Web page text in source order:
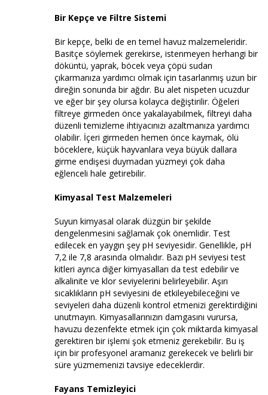
Bir Kepçe ve Filtre Sistemi
Bir kepçe, belki de en temel havuz malzemeleridir.
Basitçe söylemek gerekirse, istenmeyen herhangi bir
döküntü, yaprak, böcek veya çöpü sudan
çıkarmanıza yardımcı olmak için tasarlanmış uzun bir
direğin sonunda bir ağdır. Bu alet nispeten ucuzdur
ve eğer bir şey olursa kolayca değiştirilir. Öğeleri
filtreye girmeden önce yakalayabilmek, filtreyi daha
düzenli temizleme ihtiyacınızı azaltmanıza yardımcı
olabilir. İçeri girmeden hemen önce kaymak, ölü
böceklere, küçük hayvanlara veya büyük dallara
girme endişesi duymadan yüzmeyi çok daha
eğlenceli hale getirebilir.
Kimyasal Test Malzemeleri
Suyun kimyasal olarak düzgün bir şekilde
dengelenmesini sağlamak çok önemlidir. Test
edilecek en yaygın şey pH seviyesidir. Genellikle, pH
7,2 ile 7,8 arasında olmalıdır. Bazı pH seviyesi test
kitleri ayrıca diğer kimyasalları da test edebilir ve
alkalinite ve klor seviyelerini belirleyebilir. Aşırı
sıcaklıkların pH seviyesini de etkileyebileceğini ve
seviyeleri daha düzenli kontrol etmenizi gerektirdiğini
unutmayın. Kimyasallarınızın damgasını vurursa,
havuzu dezenfekte etmek için çok miktarda kimyasal
gerektiren bir işlemi şok etmeniz gerekebilir. Bu iş
için bir profesyonel aramanız gerekecek ve belirli bir
süre yüzmemenizi tavsiye edeceklerdir.
Fayans Temizleyici